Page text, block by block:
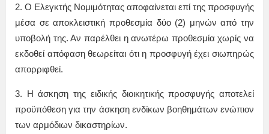
2. Ο Ελεγκτής Νομιμότητας αποφαίνεται επί της προσφυγής
μέσα σε αποκλειστική προθεσμία δύο (2) μηνών από την
υποβολή της. Αν παρέλθει η ανωτέρω προθεσμία χωρίς να
εκδοθεί απόφαση θεωρείται ότι η προσφυγή έχει σιωπηρώς
απορριφθεί.
3. Η άσκηση της ειδικής διοικητικής προσφυγής αποτελεί
προϋπόθεση για την άσκηση ενδίκων βοηθημάτων ενώπιον
των αρμόδιων δικαστηρίων.